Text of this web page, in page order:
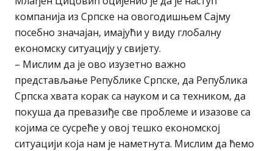
компанија из Српске на овогодишњем Сајму
посебно значајан, имајући у виду глобалну
економску ситуацију у свијету.
– Мислим да је ово изузетно важно
представљање Републике Српске, да Република
Српска хвата корак са науком и са техником, да
покуша да превазиђе све проблеме и изазове са
којима се сусреће у овој тешко економској
ситуацији која нам је наметнута. Мислим да ћемо